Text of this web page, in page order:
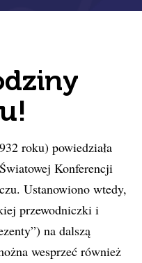
roku) powiedziała
Konferencji
Ustanowiono wtedy,
przewodniczki i
na dalszą
wesprzeć również